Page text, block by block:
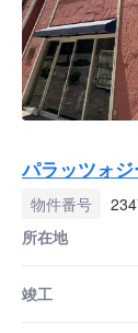
パラッツォ
物件番号
所在地
竣工